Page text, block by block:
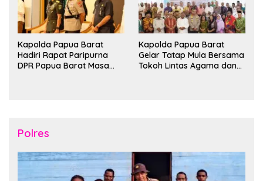
Kapolda Papua Barat
Hadiri Rapat Paripurna
DPR Papua Barat Masa
Kapolda Papua Barat
Gelar Tatap Mula Bersama
Tokoh Lintas Agama dan
Polres